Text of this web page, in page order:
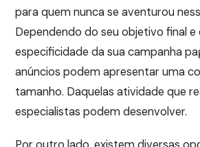
para quem nunca se aventurou
Dependendo do seu objetivo final e
especificidade da sua campanha
anúncios podem apresentar uma
tamanho. Daquelas atividade que
especialistas podem desenvolver.